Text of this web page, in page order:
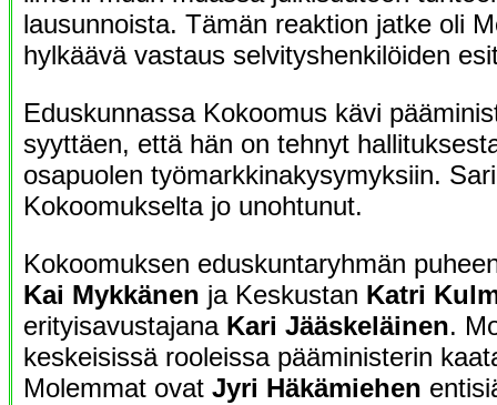
lausunnoista. Tämän reaktion jatke oli
hylkäävä vastaus selvityshenkilöiden
Eduskunnassa Kokoomus kävi
syyttäen, että hän on tehnyt
osapuolen työmarkkinakysymyksiin.
Kokoomukselta jo unohtunut.
Kokoomuksen eduskuntaryhmän
Kai Mykkänen ja Keskustan Katri
erityisavustajana Kari Jääskeläinen.
keskeisissä rooleissa pääministerin
Molemmat ovat Jyri Häkämiehen